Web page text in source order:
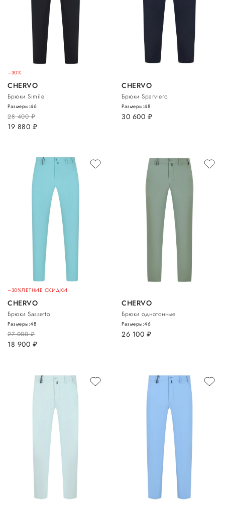
–30%
CHERVO
Брюки Simile
28 400руб.
19 880 руб.
Размеры:46
CHERVO
Брюки Sparviero
30 600 руб.
Размеры:48
–30%ЛЕТНИЕ СКИДКИ
CHERVO
Брюки Sassetto
27 000руб.
18 900 руб.
Размеры:48
CHERVO
Брюки однотонные
26 100 руб.
Размеры:46